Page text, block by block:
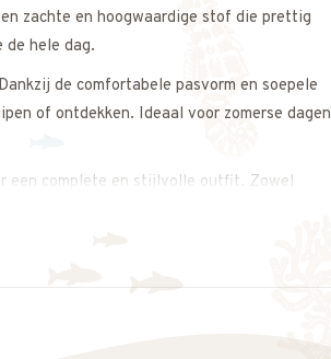
zachte en hoogwaardige stof die prettig
hele dag.
de comfortabele pasvorm en soepele
of ontdekken. Ideaal voor zomerse dagen
een complete en stijlvolle outfit. Zowel
je graag.